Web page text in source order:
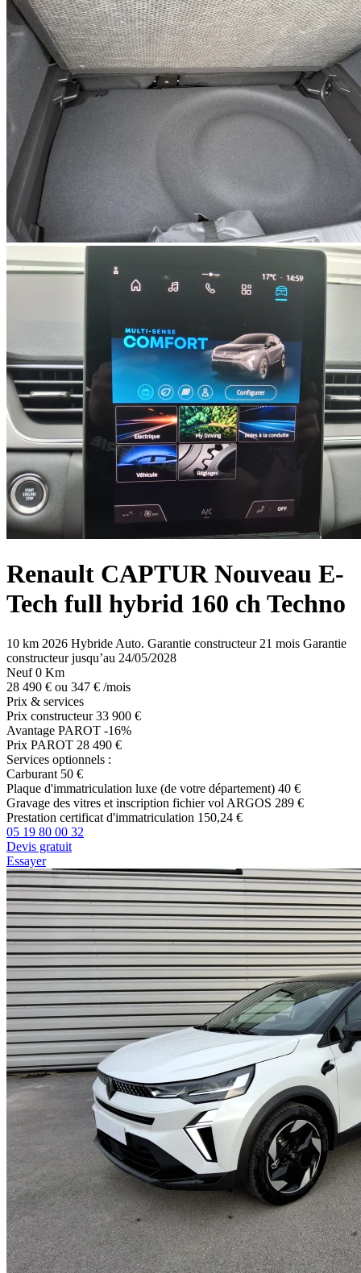
Renault CAPTUR Nouveau E-
Tech full hybrid 160 ch Techno
10 km 2026 Hybride Auto. Garantie constructeur 21 mois Garantie
constructeur jusqu’au 24/05/2028
Neuf 0 Km
28 490 € ou 347 € /mois
Prix & services
Prix constructeur 33 900 €
Avantage PAROT -16%
Prix PAROT 28 490 €
Services optionnels :
Carburant 50 €
Plaque d'immatriculation luxe (de votre département) 40 €
Gravage des vitres et inscription fichier vol ARGOS 289 €
Prestation certificat d'immatriculation 150,24 €
05 19 80 00 32
Devis gratuit
Essayer